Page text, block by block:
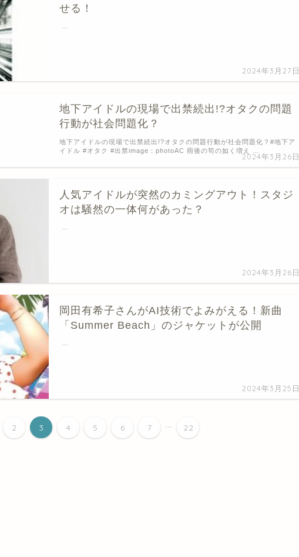
せる！
2024年3月27日
地下アイドルの現場で出禁続出!?オタクの問題
行動が社会問題化？
2024年3月26日
地下アイドルの現場で出禁続出!?オタクの問題行動が社会問題化？#地下ア
イドル #オタク #出禁image：photoAC 雨後の筍の如く増え …
人気アイドルが突然のカミングアウト！スタジ
オは騒然の一体何があった？
2024年3月26日
岡田有希子さんがAI技術でよみがえる！新曲
「Summer Beach」のジャケットが公開
2024年3月25日
2 3 4 5 6 7 ... 22